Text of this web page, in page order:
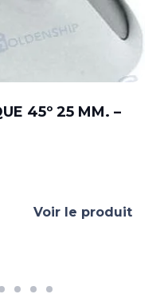
45º 25 MM. –
Voir le produit